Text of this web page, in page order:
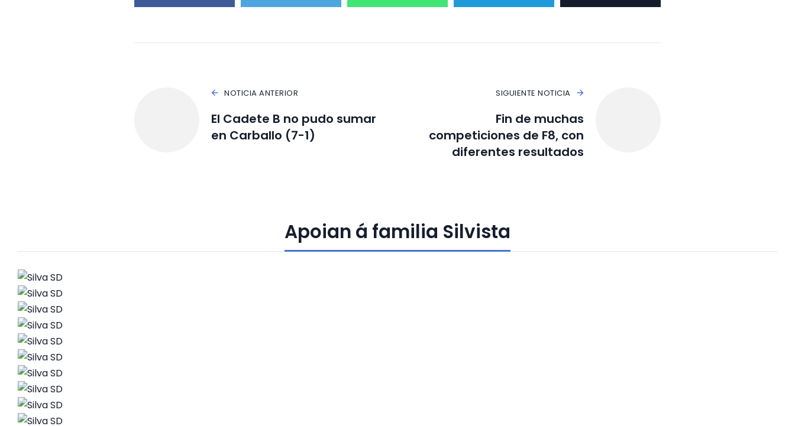
NOTICIA ANTERIOR
El Cadete B no pudo sumar
en Carballo (7-1)
SIGUIENTE NOTICIA
Fin de muchas
competiciones de F8, con
diferentes resultados
Apoian á familia Silvista